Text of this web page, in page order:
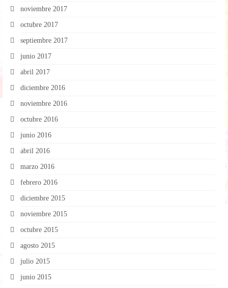
noviembre 2017
octubre 2017
septiembre 2017
junio 2017
abril 2017
diciembre 2016
noviembre 2016
octubre 2016
junio 2016
abril 2016
marzo 2016
febrero 2016
diciembre 2015
noviembre 2015
octubre 2015
agosto 2015
julio 2015
junio 2015